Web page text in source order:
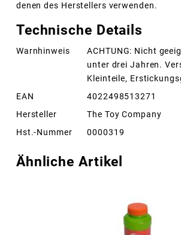
denen des Herstellers verwenden.
Technische Details
Warnhinweis
ACHTUNG: Nicht
unter drei Jahren.
Kleinteile,
EAN
4022498513271
Hersteller
The Toy Company
Hst.-Nummer
0000319
Ähnliche Artikel